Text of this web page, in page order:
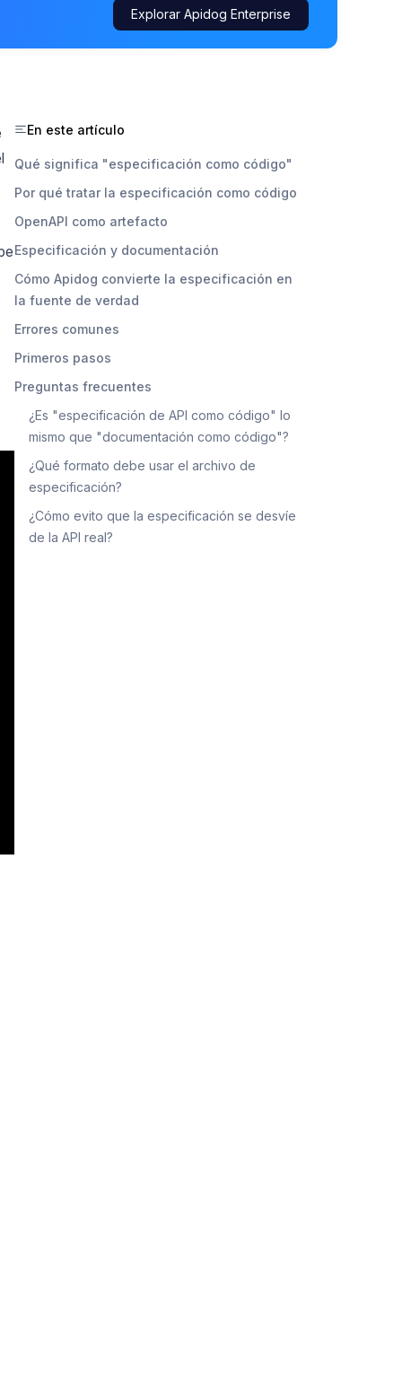
Explorar Apidog Enterprise
En este artículo
Qué significa "especificación como código"
Por qué tratar la especificación como código
OpenAPI como artefacto
Especificación y documentación
Cómo Apidog convierte la especificación en
la fuente de verdad
Errores comunes
Primeros pasos
Preguntas frecuentes
¿Es "especificación de API como código" lo
mismo que "documentación como código"?
¿Qué formato debe usar el archivo de
especificación?
¿Cómo evito que la especificación se desvíe
de la API real?